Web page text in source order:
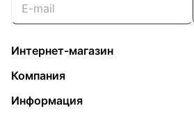
Интернет-магазин
Компания
Информация